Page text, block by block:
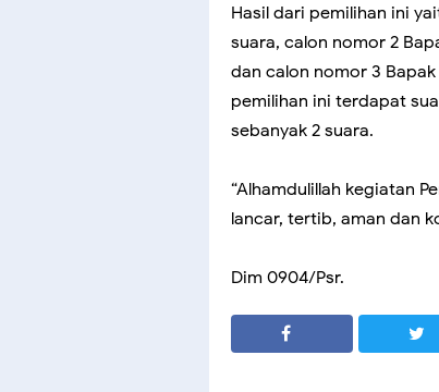
Hasil dari pemilihan ini
suara, calon nomor 2
dan calon nomor 3 Bapak
pemilihan ini terdapat
sebanyak 2 suara.
“Alhamdulillah kegiatan
lancar, tertib, aman dan
Dim 0904/Psr.